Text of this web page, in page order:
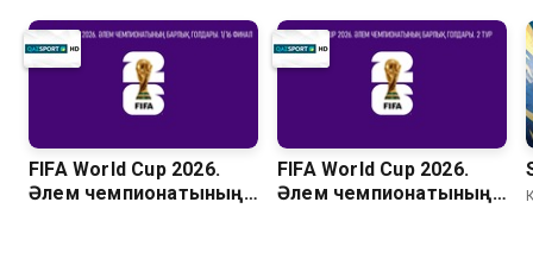
FIFA World Cup 2026.
Әлем чемпионатының
FIFA World Cup 2026.
Әлем чемпионатының